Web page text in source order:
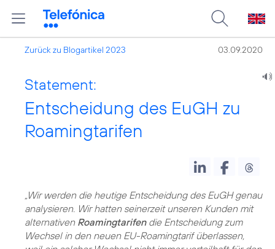
Zurück zu Blogartikel 2023 03.09.2020
Statement:
Entscheidung des EuGH zu
Roamingtarifen
„Wir werden die heutige Entscheidung des EuGH genau
analysieren. Wir hatten seinerzeit unseren Kunden mit
alternativen Roamingtarifendie Entscheidung zum
Wechsel in den neuen EU-Roamingtarif überlassen,